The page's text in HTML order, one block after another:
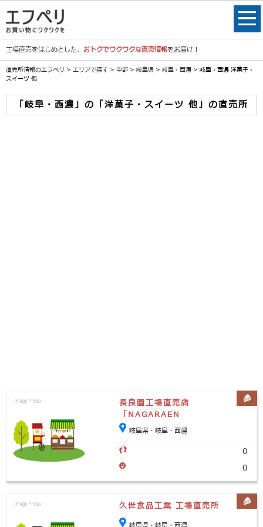
工場直売をはじめとした、 おトクでワクワクな直売情報をお届け！
直売所情報のエフペリ > エリアで探す > 中部 > 岐阜県 > 岐阜・西濃 > 岐阜・西濃 洋菓子・
スイーツ 他
「岐阜・西濃」の「洋菓子・スイーツ 他」の直売所
長良園工場直売店
「NAGARAEN
Factory Shop」
岐阜県・岐阜・西濃
0
0
久世食品工業 工場直売所